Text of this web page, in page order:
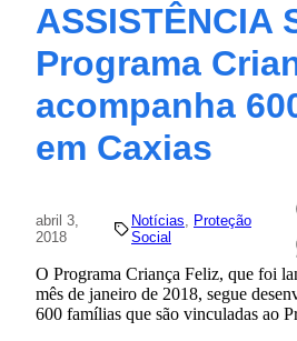
ASSISTÊNCIA
Programa
acompanha
em Caxias
abril 3,
2018
Notícias
Proteção
Social
O Programa Criança Feliz, que foi
mês de janeiro de 2018, segue
600 famílias que são vinculadas ao